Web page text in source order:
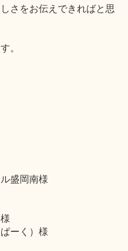
さをお伝えできればと思
。
盛岡南様
ーく）様